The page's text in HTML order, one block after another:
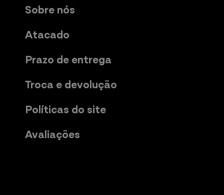
Sobre nós
Atacado
Prazo de entrega
Troca e devolução
Políticas do site
Avaliações